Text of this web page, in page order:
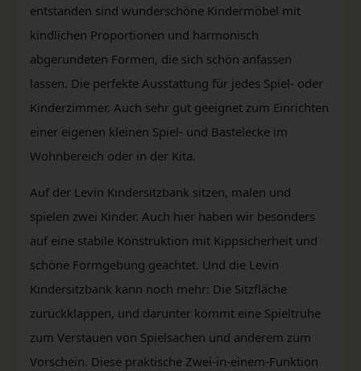
entstanden sind wunderschöne Kindermöbel mit
kindlichen Proportionen und harmonisch
abgerundeten Formen, die sich schön anfassen
lassen. Die perfekte Ausstattung für jedes Spiel- oder
Kinderzimmer. Auch sehr gut geeignet zum Einrichten
einer eigenen kleinen Spiel- und Bastelecke im
Wohnbereich oder in der Kita.
Auf der Levin Kindersitzbank sitzen, malen und
spielen zwei Kinder. Auch hier haben wir besonders
auf eine stabile Konstruktion mit Kippsicherheit und
schöne Formgebung geachtet. Und die Levin
Kindersitzbank kann noch mehr: Die Sitzfläche
zurückklappen, und darunter kommt eine Spieltruhe
zum Verstauen von Spielsachen und anderem zum
Vorschein. Diese praktische Zwei-in-einem-Funktion